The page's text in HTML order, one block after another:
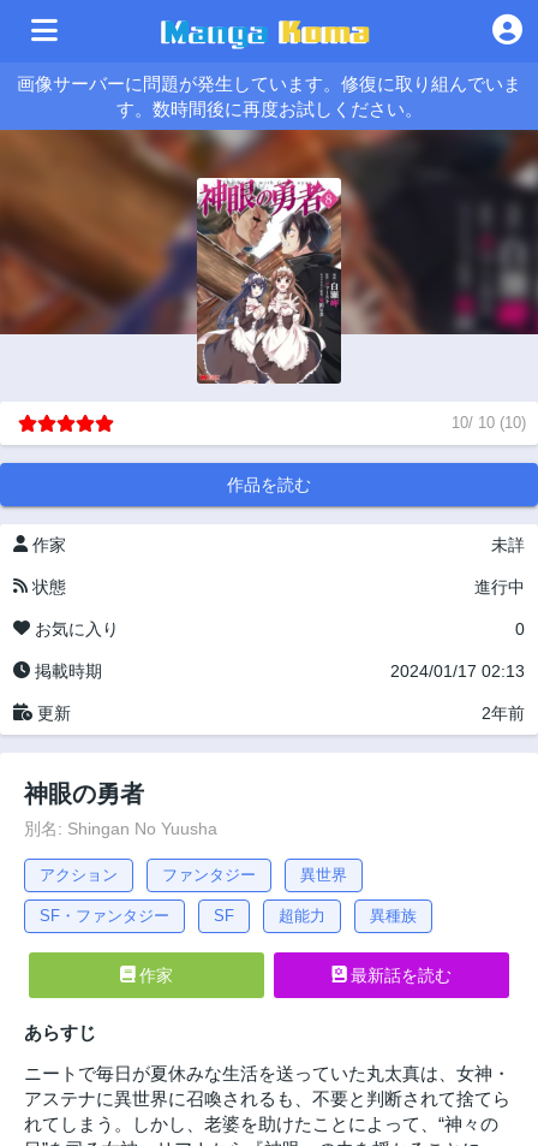
画像サーバーに問題が発生しています。修復に取り組んでいま
す。数時間後に再度お試しください。
10/ 10 (10)
作品を読む
作家 未詳
状態 進行中
お気に入り 0
掲載時期 2024/01/17 02:13
更新 2年前
神眼の勇者
別名: Shingan No Yuusha
アクション ファンタジー 異世界
SF・ファンタジー SF 超能力 異種族
作家 最新話を読む
あらすじ
ニートで毎日が夏休みな生活を送っていた丸太真は、女神・
アステナに異世界に召喚されるも、不要と判断されて捨てら
れてしまう。しかし、老婆を助けたことによって、“神々の